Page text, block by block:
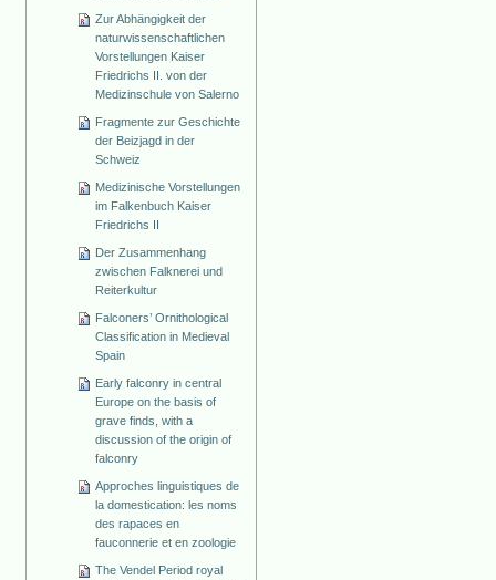
Zur Abhängigkeit der
naturwissenschaftlichen
Vorstellungen Kaiser
Friedrichs II. von der
Medizinschule von Salerno
Fragmente zur Geschichte
der Beizjagd in der
Schweiz
Medizinische Vorstellungen
im Falkenbuch Kaiser
Friedrichs II
Der Zusammenhang
zwischen Falknerei und
Reiterkultur
Falconers’ Ornithological
Classification in Medieval
Spain
Early falconry in central
Europe on the basis of
grave finds, with a
discussion of the origin of
falconry
Approches linguistiques de
la domestication: les noms
des rapaces en
fauconnerie et en zoologie
The Vendel Period royal